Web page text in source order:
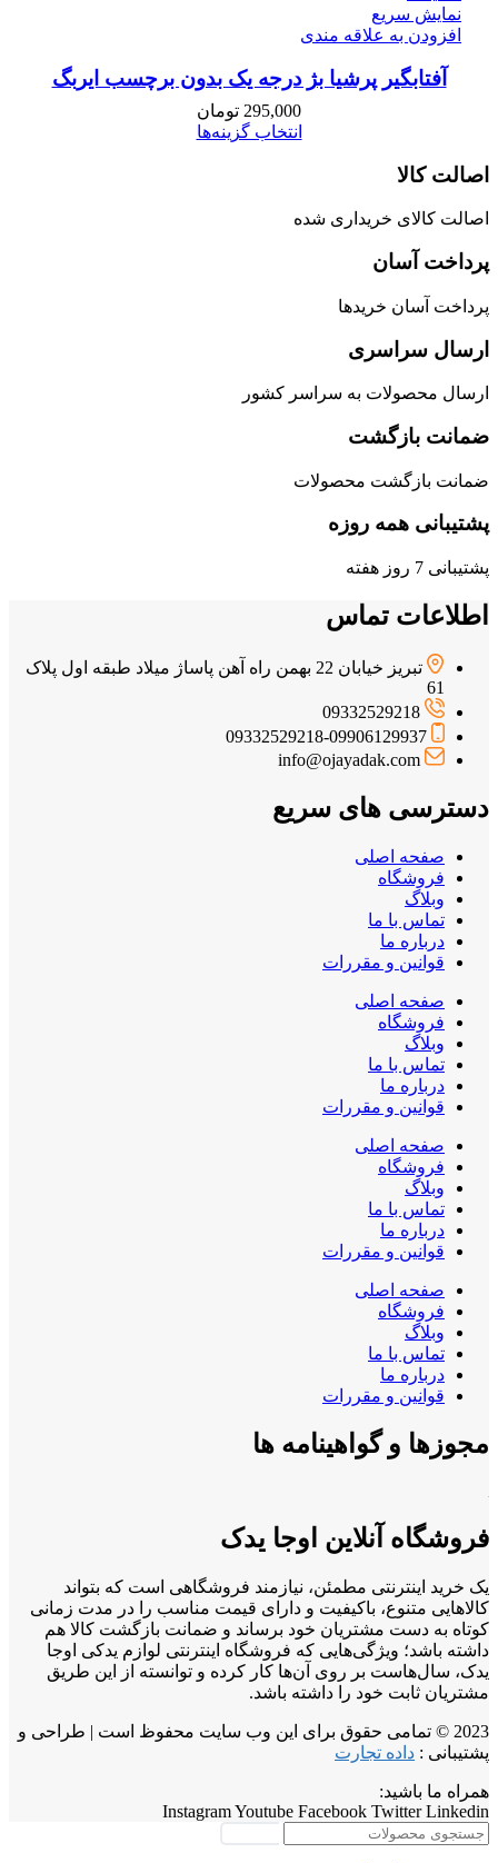
نمایش سریع
افزودن به علاقه مندی
آفتابگیر پرشیا بژ درجه یک بدون برچسب ایربگ
295,000 تومان
انتخاب گزینه‌ها
اصالت کالا
اصالت کالای خریداری شده
پرداخت آسان
پرداخت آسان خریدها
ارسال سراسری
ارسال محصولات به سراسر کشور
ضمانت بازگشت
ضمانت بازگشت محصولات
پشتیبانی همه روزه
پشتیبانی 7 روز هفته
اطلاعات تماس
تبریز خیابان 22 بهمن راه آهن پاساژ میلاد طبقه اول پلاک
61
09332529218
09332529218-09906129937
info@ojayadak.com
دسترسی های سریع
صفحه اصلی
فروشگاه
وبلاگ
تماس با ما
درباره ما
قوانین و مقررات
صفحه اصلی
فروشگاه
وبلاگ
تماس با ما
درباره ما
قوانین و مقررات
صفحه اصلی
فروشگاه
وبلاگ
تماس با ما
درباره ما
قوانین و مقررات
صفحه اصلی
فروشگاه
وبلاگ
تماس با ما
درباره ما
قوانین و مقررات
مجوزها و گواهینامه ها
فروشگاه آنلاین اوجا یدک
یک خرید اینترنتی مطمئن، نیازمند فروشگاهی است که بتواند
کالاهایی متنوع، باکیفیت و دارای قیمت مناسب را در مدت زمانی
کوتاه به دست مشتریان خود برساند و ضمانت بازگشت کالا هم
داشته باشد؛ ویژگی‌هایی که فروشگاه اینترنتی لوازم یدکی اوجا
یدک، سال‌هاست بر روی آن‌ها کار کرده و توانسته از این طریق
مشتریان ثابت خود را داشته باشد.
2023 © تمامی حقوق برای این وب سایت محفوظ است | طراحی و
پشتیبانی : داده تجارت
همراه ما باشید:
InstagramYoutube Facebook Twitter Linkedin